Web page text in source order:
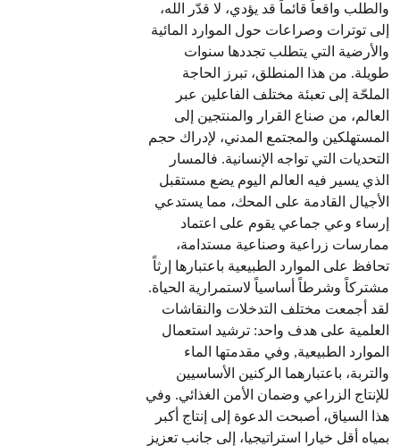
والطلب واقعاً قائماً قد يؤدي، لا قدّر الله،
إلى توترات وصراعات حول الموارد المائية
والأرضية التي يتطلب تجددها سنوات
طويلة. من هذا المنطلق، تبرز الحاجة
الملحّة إلى تعبئة مختلف الفاعلين عبر
العالم، من صناع القرار والمنتجين إلى
المستهلكين والمجتمع المدني، لإدراك حجم
التحديات التي تواجه الإنسانية. فالمسار
الذي يسير فيه العالم اليوم يضع مستقبل
الأجيال القادمة على المحك، مما يستدعي
إرساء وعي جماعي يقوم على اعتماد
ممارسات زراعية وصناعية مستدامة،
تحافظ على الموارد الطبيعية باعتبارها إرثاً
مشتركاً وشرطاً أساسياً لاستمرارية الحياة.
لقد أجمعت مختلف التدخلات والنقاشات
العلمية على هدف واحد: ترشيد استعمال
الموارد الطبيعية, وفي مقدمتها الماء
والتربة، باعتبارهما الركنين الأساسيين
للإنتاج الزراعي وضمان الأمن الغذائي. وفي
هذا السياق، أصبحت الدعوة إلى إنتاج أكبر
بمياه أقل خيارا استراتيجيا، إلى جانب تعزيز